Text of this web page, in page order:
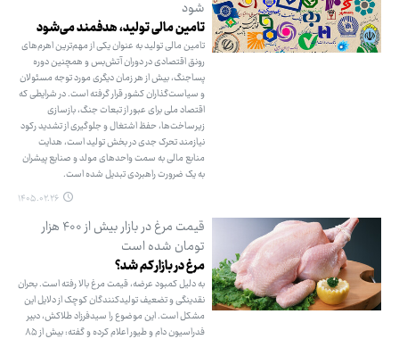
شود
تامین مالی تولید، هدفمند می‌شود
تامین مالی تولید به عنوان یکی از مهم‌ترین اهرم‌های
رونق اقتصادی در دوران آتش‌بس و همچنین دوره
پساجنگ، بیش از هر زمان دیگری مورد توجه مسئولان
و سیاست‌گذاران کشور قرار گرفته است. در شرایطی که
اقتصاد ملی برای عبور از تبعات جنگ، بازسازی
زیرساخت‌ها، حفظ اشتغال و جلوگیری از تشدید رکود
نیازمند تحرک جدی در بخش تولید است، هدایت
منابع مالی به سمت واحدهای مولد و صنایع پیشران
به یک ضرورت راهبردی تبدیل شده است.
۱۴۰۵.۰۲.۲۶
قیمت مرغ در بازار بیش از ۴۰۰ هزار
تومان شده است
مرغ در بازار کم شد؟
به دلیل کمبود عرضه، قیمت مرغ بالا رفته است. بحران
نقدینگی و تضعیف تولیدکنندگان کوچک از دلایل این
مشکل است. این موضوع را سیدفرزاد طلاکش، دبیر
فدراسیون دام و طیور اعلام کرده و گفته: بیش از ۸۵